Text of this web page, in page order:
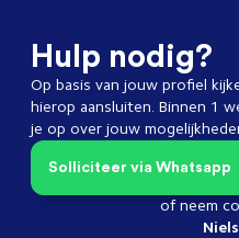
Hulp nodig?
Op basis van jouw profiel
hierop aansluiten. Binnen 1
je op over jouw
Solliciteer via Whatsapp
of neem